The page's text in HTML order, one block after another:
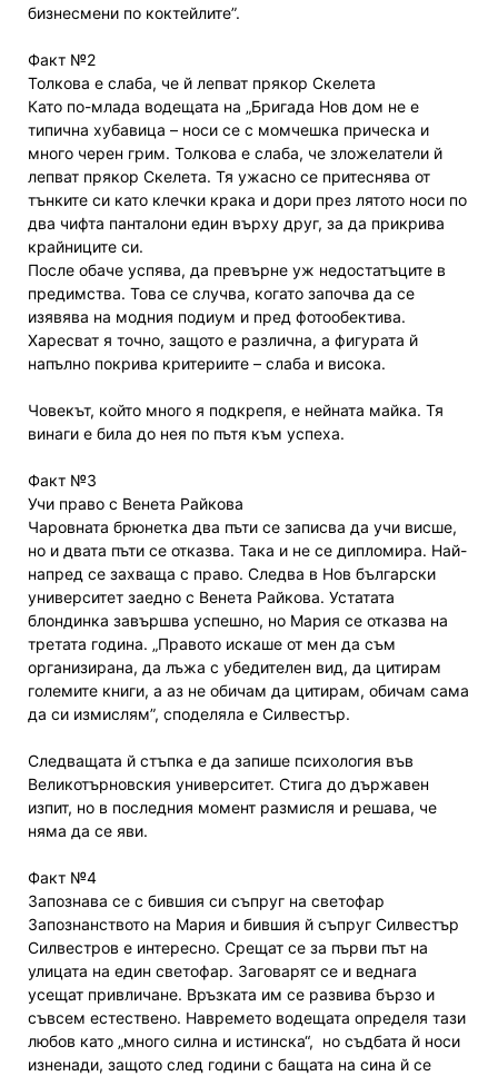
бизнесмени по коктейлите”.
Факт №2
Толкова е слаба, че й лепват прякор Скелета
Като по-млада водещата на „Бригада Нов дом не е
типична хубавица – носи се с момчешка прическа и
много черен грим. Толкова е слаба, че зложелатели й
лепват прякор Скелета. Тя ужасно се притеснява от
тънките си като клечки крака и дори през лятото носи по
два чифта панталони един върху друг, за да прикрива
крайниците си.
После обаче успява, да превърне уж недостатъците в
предимства. Това се случва, когато започва да се
изявява на модния подиум и пред фотообектива.
Харесват я точно, защото е различна, а фигурата й
напълно покрива критериите – слаба и висока.
Човекът, който много я подкрепя, е нейната майка. Тя
винаги е била до нея по пътя към успеха.
Факт №3
Учи право с Венета Райкова
Чаровната брюнетка два пъти се записва да учи висше,
но и двата пъти се отказва. Така и не се дипломира. Най-
напред се захваща с право. Следва в Нов български
университет заедно с Венета Райкова. Устатата
блондинка завършва успешно, но Мария се отказва на
третата година. „Правото искаше от мен да съм
организирана, да лъжа с убедителен вид, да цитирам
големите книги, а аз не обичам да цитирам, обичам сама
да си измислям”, споделяла е Силвестър.
Следващата й стъпка е да запише психология във
Великотърновския университет. Стига до държавен
изпит, но в последния момент размисля и решава, че
няма да се яви.
Факт №4
Запознава се с бившия си съпруг на светофар
Запознанството на Мария и бившия й съпруг Силвестър
Силвестров е интересно. Срещат се за първи път на
улицата на един светофар. Заговарят се и веднага
усещат привличане. Връзката им се развива бързо и
съвсем естествено. Навремето водещата определя тази
любов като „много силна и истинска“, но съдбата й носи
изненади, защото след години с бащата на сина й се